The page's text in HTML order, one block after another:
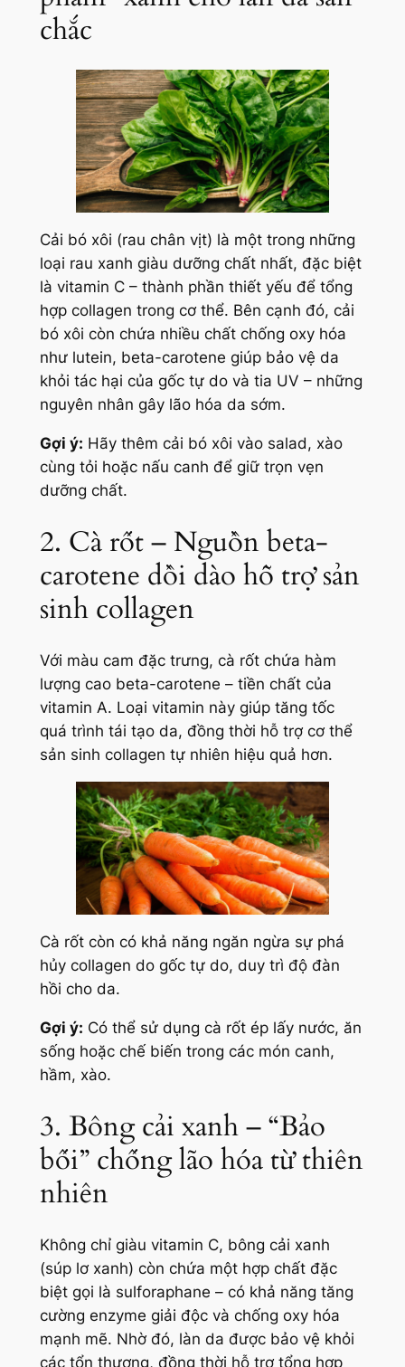
chắc
Cải bó xôi (rau chân vịt) là một trong những
loại rau xanh giàu dưỡng chất nhất, đặc biệt
là vitamin C – thành phần thiết yếu để tổng
hợp collagen trong cơ thể. Bên cạnh đó, cải
bó xôi còn chứa nhiều chất chống oxy hóa
như lutein, beta-carotene giúp bảo vệ da
khỏi tác hại của gốc tự do và tia UV – những
nguyên nhân gây lão hóa da sớm.
Gợi ý: Hãy thêm cải bó xôi vào salad, xào
cùng tỏi hoặc nấu canh để giữ trọn vẹn
dưỡng chất.
2. Cà rốt – Nguồn beta-
carotene dồi dào hỗ trợ sản
sinh collagen
Với màu cam đặc trưng, cà rốt chứa hàm
lượng cao beta-carotene – tiền chất của
vitamin A. Loại vitamin này giúp tăng tốc
quá trình tái tạo da, đồng thời hỗ trợ cơ thể
sản sinh collagen tự nhiên hiệu quả hơn.
Cà rốt còn có khả năng ngăn ngừa sự phá
hủy collagen do gốc tự do, duy trì độ đàn
hồi cho da.
Gợi ý: Có thể sử dụng cà rốt ép lấy nước, ăn
sống hoặc chế biến trong các món canh,
hầm, xào.
3. Bông cải xanh – “Bảo
bối” chống lão hóa từ thiên
nhiên
Không chỉ giàu vitamin C, bông cải xanh
(súp lơ xanh) còn chứa một hợp chất đặc
biệt gọi là sulforaphane – có khả năng tăng
cường enzyme giải độc và chống oxy hóa
mạnh mẽ. Nhờ đó, làn da được bảo vệ khỏi
các tổn thương, đồng thời hỗ trợ tổng hợp